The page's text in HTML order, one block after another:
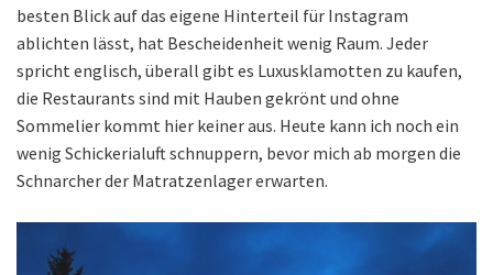
besten Blick auf das eigene Hinterteil für Instagram
ablichten lässt, hat Bescheidenheit wenig Raum. Jeder
spricht englisch, überall gibt es Luxusklamotten zu kaufen,
die Restaurants sind mit Hauben gekrönt und ohne
Sommelier kommt hier keiner aus. Heute kann ich noch ein
wenig Schickerialuft schnuppern, bevor mich ab morgen die
Schnarcher der Matratzenlager erwarten.